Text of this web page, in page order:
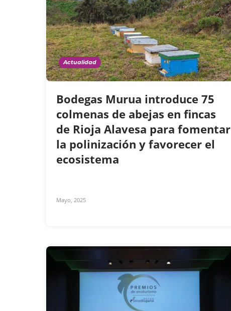
Actualidad
Bodegas Murua introduce 75
colmenas de abejas en fincas
de Rioja Alavesa para fomentar
la polinización y favorecer el
ecosistema
Mayo, 2025